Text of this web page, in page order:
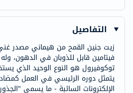
التفاصيل
زيت جنين القمح من هيماني مصدر
فيتامين قابل للذوبان في الدهون،
توكوفيرول هو النوع الوحيد الذي
يتمثل دوره الرئيسي في العمل
الإلكترونات السائبة - ما يسمى